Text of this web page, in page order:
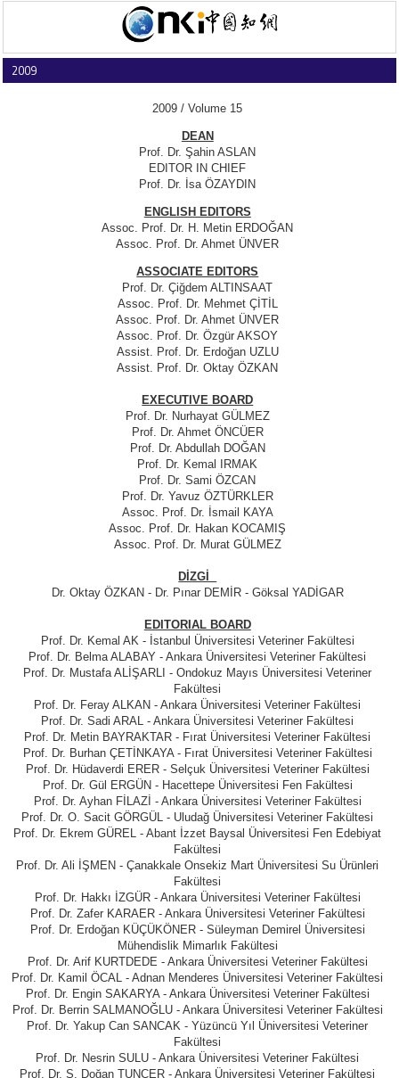
2009
2009 / Volume 15
DEAN
Prof. Dr. Şahin ASLAN
EDITOR IN CHIEF
Prof. Dr. İsa ÖZAYDIN
ENGLISH EDITORS
Assoc. Prof. Dr. H. Metin ERDOĞAN
Assoc. Prof. Dr. Ahmet ÜNVER
ASSOCIATE EDITORS
Prof. Dr. Çiğdem ALTINSAAT
Assoc. Prof. Dr. Mehmet ÇİTİL
Assoc. Prof. Dr. Ahmet ÜNVER
Assoc. Prof. Dr. Özgür AKSOY
Assist. Prof. Dr. Erdoğan UZLU
Assist. Prof. Dr. Oktay ÖZKAN
EXECUTIVE BOARD
Prof. Dr. Nurhayat GÜLMEZ
Prof. Dr. Ahmet ÖNCÜER
Prof. Dr. Abdullah DOĞAN
Prof. Dr. Kemal IRMAK
Prof. Dr. Sami ÖZCAN
Prof. Dr. Yavuz ÖZTÜRKLER
Assoc. Prof. Dr. İsmail KAYA
Assoc. Prof. Dr. Hakan KOCAMIŞ
Assoc. Prof. Dr. Murat GÜLMEZ
DİZGİ
Dr. Oktay ÖZKAN - Dr. Pınar DEMİR - Göksal YADİGAR
EDITORIAL BOARD
Prof. Dr. Kemal AK - İstanbul Üniversitesi Veteriner Fakültesi
Prof. Dr. Belma ALABAY - Ankara Üniversitesi Veteriner Fakültesi
Prof. Dr. Mustafa ALİŞARLI - Ondokuz Mayıs Üniversitesi Veteriner
Fakültesi
Prof. Dr. Feray ALKAN - Ankara Üniversitesi Veteriner Fakültesi
Prof. Dr. Sadi ARAL - Ankara Üniversitesi Veteriner Fakültesi
Prof. Dr. Metin BAYRAKTAR - Fırat Üniversitesi Veteriner Fakültesi
Prof. Dr. Burhan ÇETİNKAYA - Fırat Üniversitesi Veteriner Fakültesi
Prof. Dr. Hüdaverdi ERER - Selçuk Üniversitesi Veteriner Fakültesi
Prof. Dr. Gül ERGÜN - Hacettepe Üniversitesi Fen Fakültesi
Prof. Dr. Ayhan FİLAZİ - Ankara Üniversitesi Veteriner Fakültesi
Prof. Dr. O. Sacit GÖRGÜL - Uludağ Üniversitesi Veteriner Fakültesi
Prof. Dr. Ekrem GÜREL - Abant İzzet Baysal Üniversitesi Fen Edebiyat
Fakültesi
Prof. Dr. Ali İŞMEN - Çanakkale Onsekiz Mart Üniversitesi Su Ürünleri
Fakültesi
Prof. Dr. Hakkı İZGÜR - Ankara Üniversitesi Veteriner Fakültesi
Prof. Dr. Zafer KARAER - Ankara Üniversitesi Veteriner Fakültesi
Prof. Dr. Erdoğan KÜÇÜKÖNER - Süleyman Demirel Üniversitesi
Mühendislik Mimarlık Fakültesi
Prof. Dr. Arif KURTDEDE - Ankara Üniversitesi Veteriner Fakültesi
Prof. Dr. Kamil ÖCAL - Adnan Menderes Üniversitesi Veteriner Fakültesi
Prof. Dr. Engin SAKARYA - Ankara Üniversitesi Veteriner Fakültesi
Prof. Dr. Berrin SALMANOĞLU - Ankara Üniversitesi Veteriner Fakültesi
Prof. Dr. Yakup Can SANCAK - Yüzüncü Yıl Üniversitesi Veteriner
Fakültesi
Prof. Dr. Nesrin SULU - Ankara Üniversitesi Veteriner Fakültesi
Prof. Dr. Ş. Doğan TUNCER - Ankara Üniversitesi Veteriner Fakültesi